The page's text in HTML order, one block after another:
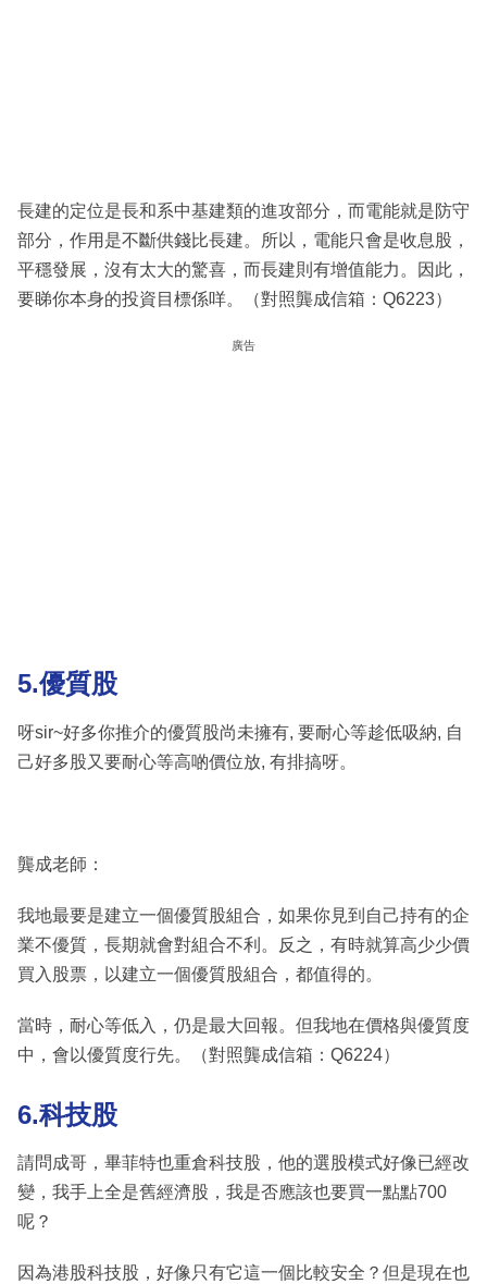
長建的定位是長和系中基建類的進攻部分，而電能就是防守
部分，作用是不斷供錢比長建。所以，電能只會是收息股，
平穩發展，沒有太大的驚喜，而長建則有增值能力。因此，
要睇你本身的投資目標係咩。（對照龔成信箱：Q6223）
廣告
5.優質股
呀sir~好多你推介的優質股尚未擁有, 要耐心等趁低吸納, 自
己好多股又要耐心等高啲價位放, 有排搞呀。
龔成老師：
我地最要是建立一個優質股組合，如果你見到自己持有的企
業不優質，長期就會對組合不利。反之，有時就算高少少價
買入股票，以建立一個優質股組合，都值得的。
當時，耐心等低入，仍是最大回報。但我地在價格與優質度
中，會以優質度行先。（對照龔成信箱：Q6224）
6.科技股
請問成哥，畢菲特也重倉科技股，他的選股模式好像已經改
變，我手上全是舊經濟股，我是否應該也要買一點點700
呢？
因為港股科技股，好像只有它這一個比較安全？但是現在也